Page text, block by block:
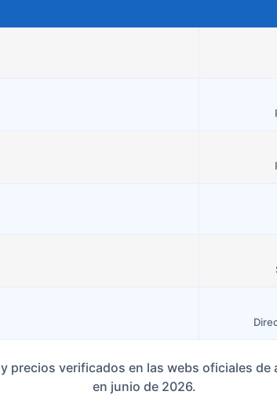
precios verificados en las webs oficiales de
en junio de 2026.